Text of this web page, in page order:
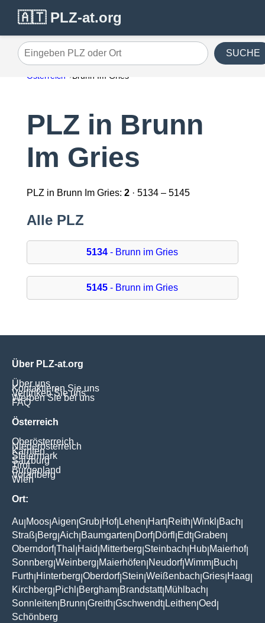
🇦🇹 PLZ-at.org
Eingeben PLZ oder Ort SUCHE
Österreich Brunn Im Gries
PLZ in Brunn
Im Gries
PLZ in Brunn Im Gries: 2· 5134 – 5145
Alle PLZ
5134 - Brunn im Gries
5145 - Brunn im Gries
Über PLZ-at.org
Über uns
Kontaktieren Sie uns
Verlinken Sie uns
Werben Sie bei uns
FAQ
Österreich
Oberösterreich
Niederösterreich
Kärnten
Steiermark
Salzburg
Tirol
Burgenland
Vorarlberg
Wien
Ort:
Au Moos Aigen Grub Hof| Lehen Hart| Reith Winkl Bach
Straß Berg Aich Baumgarten Dorf| Dörfl Edt|Graben
Oberndorf|Thal Haid Mitterberg Steinbach Hub Maierhof|
Sonnberg Weinberg Maierhöfen Neudorf|Wimm Buch
Furth Hinterberg Oberdorf| Stein Weißenbach Gries Haag
Kirchberg Pichl Bergham Brandstatt| Mühlbach
Sonnleiten Brunn Greith Gschwendt| Leithen Oed
Schönberg